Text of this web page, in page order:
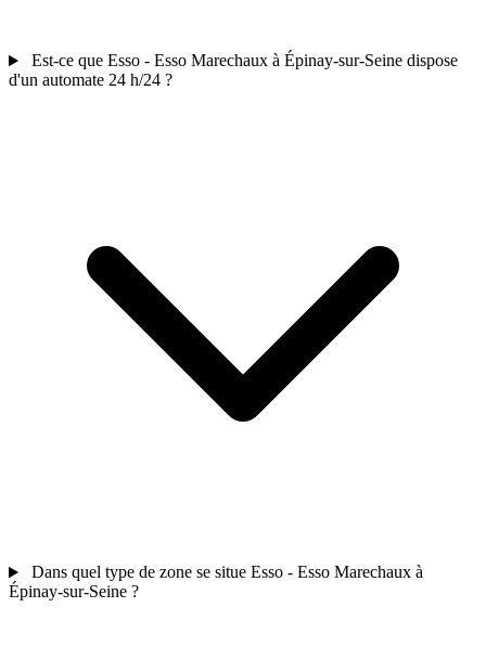
Est-ce que Esso - Esso Marechaux à Épinay-sur-Seine dispose
d'un automate 24 h/24 ?
Dans quel type de zone se situe Esso - Esso Marechaux à
Épinay-sur-Seine ?